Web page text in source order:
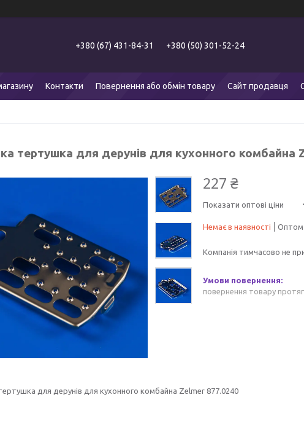
+380 (67) 431-84-31 +380 (50) 301-52-24
Контакти Повернення або обмін товару Сайт продавця
тертушка для дерунів для кухонного комбайна
227 ₴
Показати оптові ціни
Немає в наявності Оптом
Компанія тимчасово не
повернення товару
для дерунів для кухонного комбайна Zelmer 877.0240